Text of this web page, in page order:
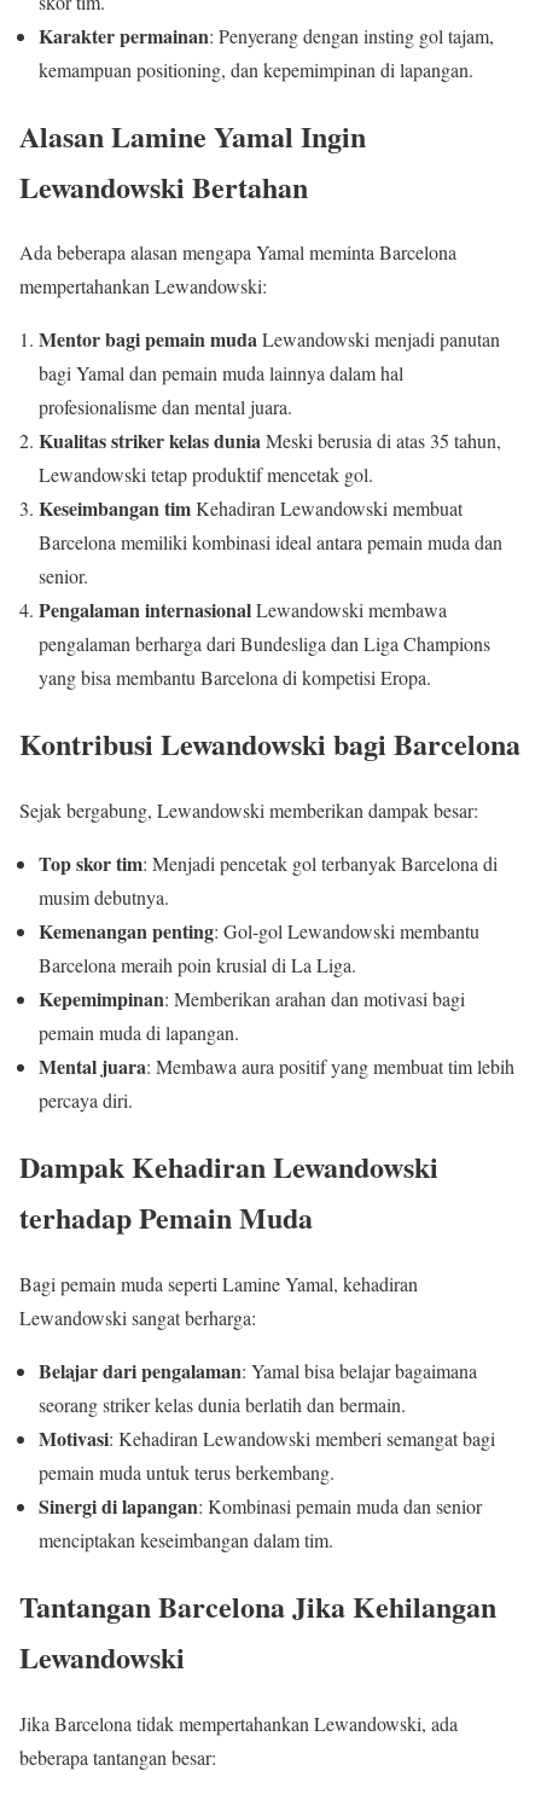
Karakter permainan: Penyerang dengan insting gol tajam,
kemampuan positioning, dan kepemimpinan di lapangan.
Alasan Lamine Yamal Ingin
Lewandowski Bertahan
Ada beberapa alasan mengapa Yamal meminta Barcelona
mempertahankan Lewandowski:
Mentor bagi pemain mudaLewandowski menjadi panutan
bagi Yamal dan pemain muda lainnya dalam hal
profesionalisme dan mental juara.
Kualitas striker kelas duniaMeski berusia di atas 35 tahun,
Lewandowski tetap produktif mencetak gol.
Keseimbangan timKehadiran Lewandowski membuat
Barcelona memiliki kombinasi ideal antara pemain muda dan
senior.
Pengalaman internasionalLewandowski membawa
pengalaman berharga dari Bundesliga dan Liga Champions
yang bisa membantu Barcelona di kompetisi Eropa.
Kontribusi Lewandowski bagi Barcelona
Sejak bergabung, Lewandowski memberikan dampak besar:
Top skor tim: Menjadi pencetak gol terbanyak Barcelona di
musim debutnya.
Kemenangan penting: Gol-gol Lewandowski membantu
Barcelona meraih poin krusial di La Liga.
Kepemimpinan: Memberikan arahan dan motivasi bagi
pemain muda di lapangan.
Mental juara: Membawa aura positif yang membuat tim lebih
percaya diri.
Dampak Kehadiran Lewandowski
terhadap Pemain Muda
Bagi pemain muda seperti Lamine Yamal, kehadiran
Lewandowski sangat berharga:
Belajar dari pengalaman: Yamal bisa belajar bagaimana
seorang striker kelas dunia berlatih dan bermain.
Motivasi: Kehadiran Lewandowski memberi semangat bagi
pemain muda untuk terus berkembang.
Sinergi di lapangan: Kombinasi pemain muda dan senior
menciptakan keseimbangan dalam tim.
Tantangan Barcelona Jika Kehilangan
Lewandowski
Jika Barcelona tidak mempertahankan Lewandowski, ada
beberapa tantangan besar: